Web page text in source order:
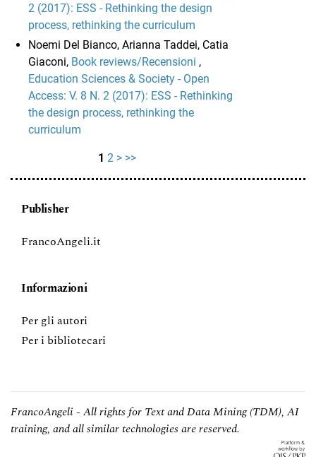
2 (2017): ESS - Rethinking the design
process, rethinking the curriculum
Noemi Del Bianco, Arianna Taddei, Catia
Giaconi, Book reviews/Recensioni ,
Education Sciences & Society - Open
Access: V. 8 N. 2 (2017): ESS - Rethinking
the design process, rethinking the
curriculum
1 2 > >>
Publisher
FrancoAngeli.it
Informazioni
Per gli autori
Per i bibliotecari
FrancoAngeli - All rights for Text and Data Mining (TDM), AI
training, and all similar technologies are reserved.